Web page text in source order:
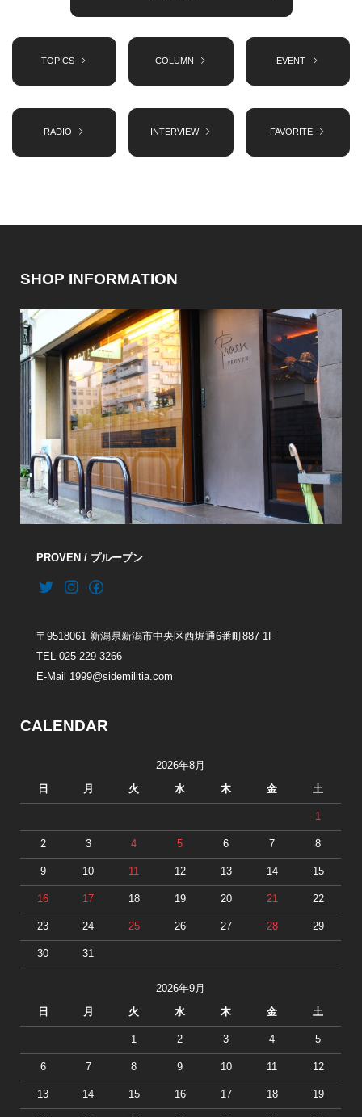
TOPICS COLUMN EVENT
RADIO INTERVIEW FAVORITE
SHOP INFORMATION
PROVEN / プループン
〒9518061 新潟県新潟市中央区西堀通6番町887 1F
TEL 025-229-3266
E-Mail 1999@sidemilitia.com
CALENDAR
2026年8月
日 月 火 水 木 金 土
1
2 3 4 5 6 7 8
9 10 11 12 13 14 15
16 17 18 19 20 21 22
23 24 25 26 27 28 29
30 31
2026年9月
日 月 火 水 木 金 土
1 2 3 4 5
6 7 8 9 10 11 12
13 14 15 16 17 18 19